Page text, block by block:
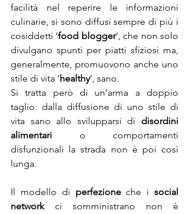
facilità nel reperire le informazioni
culinarie, si sono diffusi sempre di più i
cosiddetti ‘food blogger’, che non solo
divulgano spunti per piatti sfiziosi ma,
generalmente, promuovono anche uno
stile di vita ‘healthy’, sano.
Si tratta però di un’arma a doppio
taglio: dalla diffusione di uno stile di
vita sano allo svilupparsi di disordini
alimentari o comportamenti
disfunzionali la strada non è poi così
lunga.
Il modello di perfezione che i social
network ci somministrano non è